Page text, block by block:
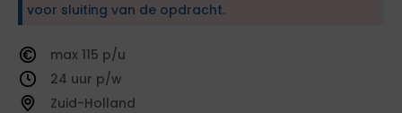
voor sluiting van de opdracht.
115
24
Zuid-Holland